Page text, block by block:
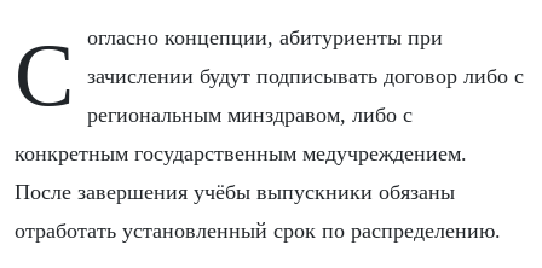
Согласно концепции, абитуриенты при
зачислении будут подписывать договор либо с
региональным минздравом, либо с
конкретным государственным медучреждением.
После завершения учёбы выпускники обязаны
отработать установленный срок по распределению.